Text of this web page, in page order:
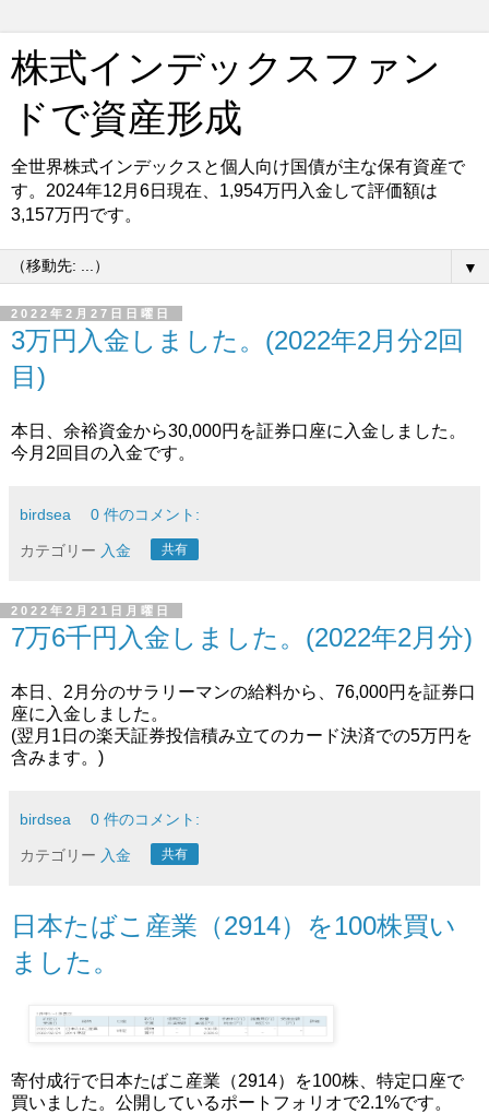
株式インデックスファン
ドで資産形成
全世界株式インデックスと個人向け国債が主な保有資産で
す。2024年12月6日現在、1,954万円入金して評価額は
3,157万円です。
▼
2022年2月27日日曜日
3万円入金しました。(2022年2月分2回
目)
本日、余裕資金から30,000円を証券口座に入金しました。
今月2回目の入金です。
birdsea 0 件のコメント:
カテゴリー 入金 共有
2022年2月21日月曜日
7万6千円入金しました。(2022年2月分)
本日、2月分のサラリーマンの給料から、76,000円を証券口
座に入金しました。
(翌月1日の楽天証券投信積み立てのカード決済での5万円を
含みます。)
birdsea 0 件のコメント:
カテゴリー 入金 共有
日本たばこ産業（2914）を100株買い
ました。
寄付成行で日本たばこ産業（2914）を100株、特定口座で
買いました。公開しているポートフォリオで2.1%です。